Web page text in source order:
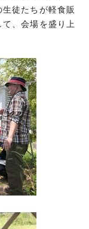
徒たちが軽食販
、会場を盛り上